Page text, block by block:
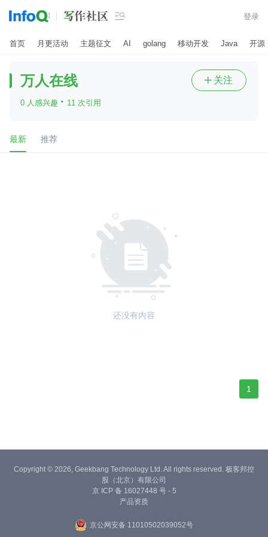
 登录
首页 月更活动 主题征文 AI golang 移动开发 Java 开源
万人在线
0 人感兴趣 · 11 次引用
 关注
最新 推荐
还没有内容
1
Copyright © 2026, Geekbang Technology Ltd. All rights reserved. 极客邦控
股（北京）有限公司
京 ICP 备 16027448 号 - 5
产品资质
京公网安备 11010502039052号